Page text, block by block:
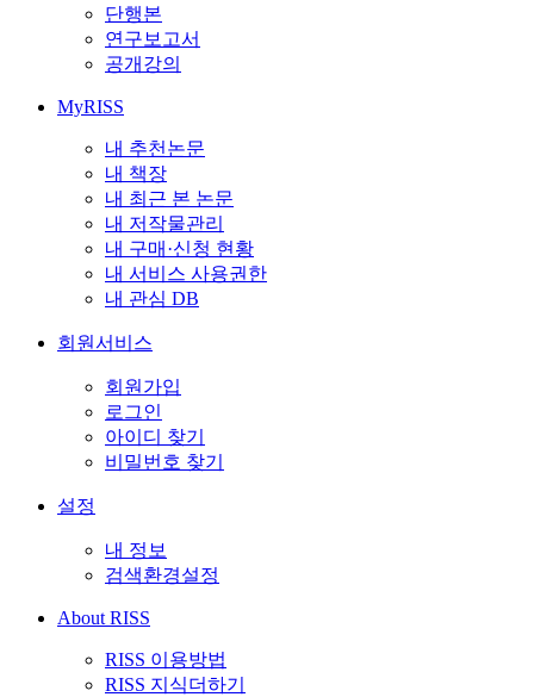
단행본
연구보고서
공개강의
MyRISS
내 추천논문
내 책장
내 최근 본 논문
내 저작물관리
내 구매·신청 현황
내 서비스 사용권한
내 관심 DB
회원서비스
회원가입
로그인
아이디 찾기
비밀번호 찾기
설정
내 정보
검색환경설정
About RISS
RISS 이용방법
RISS 지식더하기